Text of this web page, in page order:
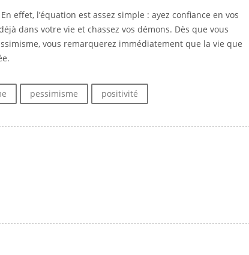
effet, l’équation est assez simple : ayez confiance en vos
dans votre vie et chassez vos démons. Dès que vous
vous remarquerez immédiatement que la vie que
pessimisme positivité